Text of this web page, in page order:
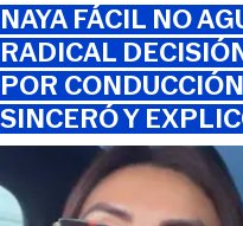
NAYA FÁCIL NO
RADICAL
POR
SINCERÓ Y